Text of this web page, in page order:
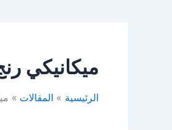
ميكانيكي
الرئيسية المقالات